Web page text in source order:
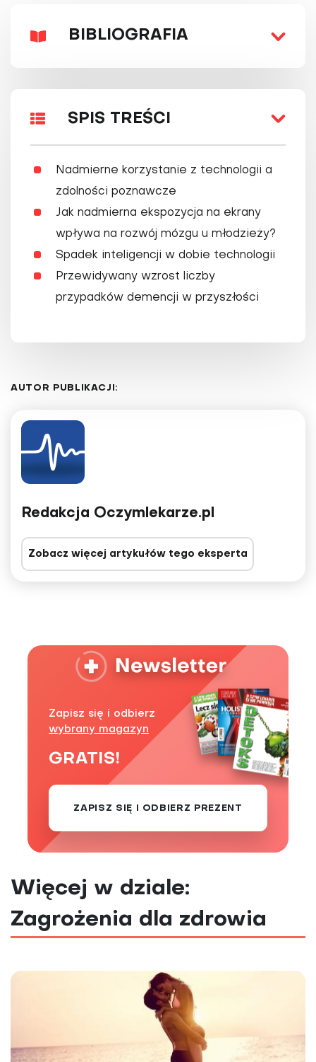
BIBLIOGRAFIA
SPIS TREŚCI
Nadmierne korzystanie z technologii a
zdolności poznawcze
Jak nadmierna ekspozycja na ekrany
wpływa na rozwój mózgu u młodzieży?
Spadek inteligencji w dobie technologii
Przewidywany wzrost liczby
przypadków demencji w przyszłości
AUTOR PUBLIKACJI:
Redakcja Oczymlekarze.pl
Zobacz więcej artykułów tego eksperta
Zapisz się i odbierz
wybrany magazyn
GRATIS!
ZAPISZ SIĘ I ODBIERZ PREZENT
Więcej w dziale:
Zagrożenia dla zdrowia